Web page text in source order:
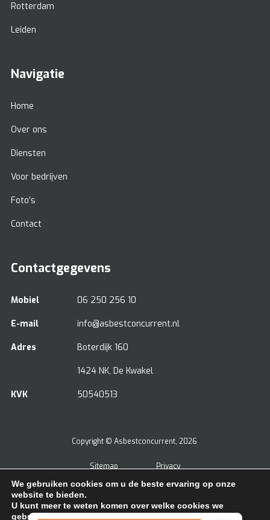
Rotterdam
Leiden
Navigatie
Home
Over ons
Diensten
Voor bedrijven
Foto’s
Contact
Contactgegevens
Mobiel 06 250 256 10
E-mail info@asbestconcurrent.nl
Adres Boterdijk 160
1424 NK, De Kwakel
KVK 50540513
Copyright © Asbestconcurrent, 2026
Sitemap Privacy
Beoordeling beoordelingen
We gebruiken cookies om u de beste ervaring op onze
website te bieden.
U kunt meer te weten komen over welke cookies we
gebruiken of ze uitschakelen in instellingen